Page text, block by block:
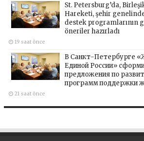
St. Petersburg’da,
Hareketi, şehir
destek programlarının
öneriler hazırladı
19 saat önce
В Санкт-Петербурге
Единой России»
предложения по
программ поддержки
21 saat önce